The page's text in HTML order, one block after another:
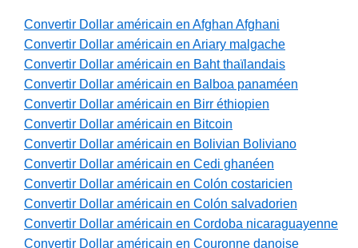
Convertir Dollar américain en Afghan Afghani
Convertir Dollar américain en Ariary malgache
Convertir Dollar américain en Baht thaïlandais
Convertir Dollar américain en Balboa panaméen
Convertir Dollar américain en Birr éthiopien
Convertir Dollar américain en Bitcoin
Convertir Dollar américain en Bolivian Boliviano
Convertir Dollar américain en Cedi ghanéen
Convertir Dollar américain en Colón costaricien
Convertir Dollar américain en Colón salvadorien
Convertir Dollar américain en Cordoba nicaraguayenne
Convertir Dollar américain en Couronne danoise